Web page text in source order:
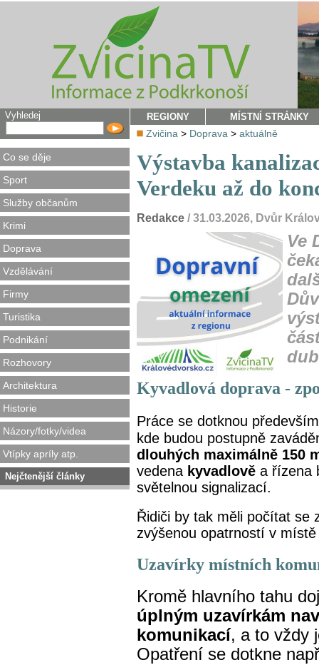
Vyhledej
Co se děje
Sport
Služby občanům
Krimi
Doprava
Vzdělávání
Firmy
Turistika
Podnikání
Rozhovory
Architektura
Historie
Názory/fotky/videa
Vtípky apríly atp.
Nejčtenější články
REGIONY MÍSTNÍ STRÁNKY
Zvičina > Doprava > aktuálně
Výstavba
Verdeku až do
Redakce / 31.03.2026, Dvůr
Ve
Kyvadlová doprava -
Práce se dotknou
kde budou postupně
dlouhých maximálně 150
vedena kyvadlově a řízena
světelnou signalizací.
Řidiči by tak měli počítat se
zvýšenou opatrností v
Uzavírky místních
Kromě hlavního tahu
úplným uzavírkám
komunikací, a to vždy
Opatření se dotkne